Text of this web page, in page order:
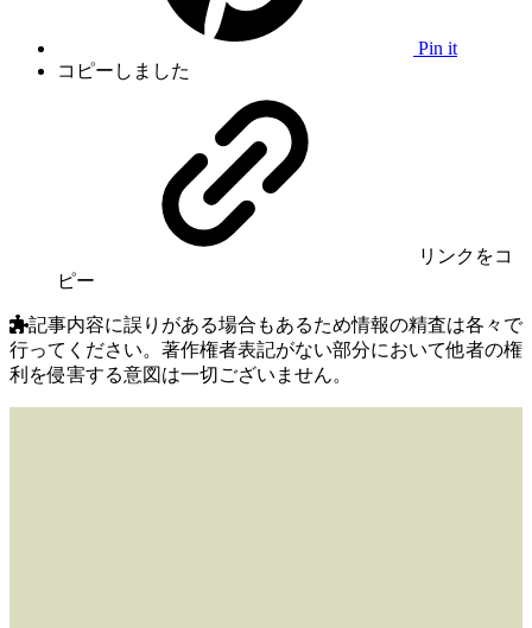
Pin it
コピーしました
リンク をコ
ピー
記事内容に誤りがある場合もあるため情報の精査は各々で
行ってください。著作権者表記がない部分において他者の権
利を侵害する意図は一切ございません。